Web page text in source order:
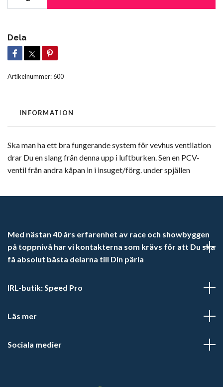
Dela
Artikelnummer:600
INFORMATION
Ska man ha ett bra fungerande system för vevhus ventilation
drar Du en slang från denna upp i luftburken. Sen en PCV-
ventil från andra kåpan in i insuget/förg. under spjällen
Med nästan 40 års erfarenhet av race och showbyggen
på toppnivå har vi kontakterna som krävs för att Du ska
få absolut bästa delarna till Din pärla
IRL-butik: Speed Pro
Läs mer
Sociala medier